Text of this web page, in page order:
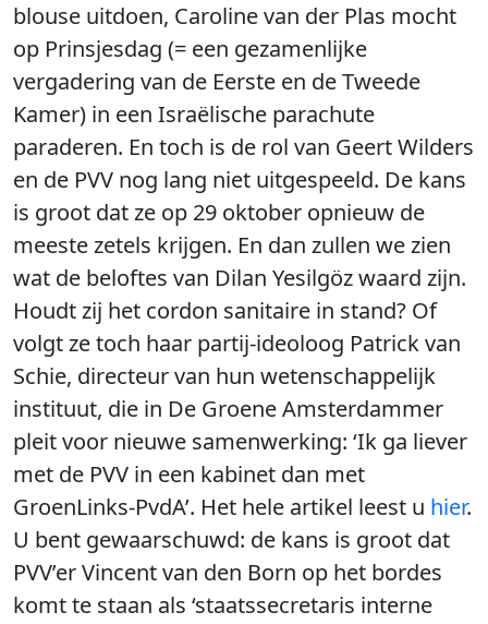
blouse uitdoen, Caroline van der Plas mocht
op Prinsjesdag (= een gezamenlijke
vergadering van de Eerste en de Tweede
Kamer) in een Israëlische parachute
paraderen. En toch is de rol van Geert Wilders
en de PVV nog lang niet uitgespeeld. De kans
is groot dat ze op 29 oktober opnieuw de
meeste zetels krijgen. En dan zullen we zien
wat de beloftes van Dilan Yesilgöz waard zijn.
Houdt zij het cordon sanitaire in stand? Of
volgt ze toch haar partij-ideoloog Patrick van
Schie, directeur van hun wetenschappelijk
instituut, die in De Groene Amsterdammer
pleit voor nieuwe samenwerking: ‘Ik ga liever
met de PVV in een kabinet dan met
GroenLinks-PvdA’. Het hele artikel leest u hier.
U bent gewaarschuwd: de kans is groot dat
PVV’er Vincent van den Born op het bordes
komt te staan als ‘staatssecretaris interne